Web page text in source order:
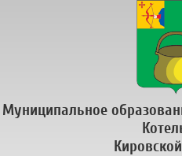
Муниципальное